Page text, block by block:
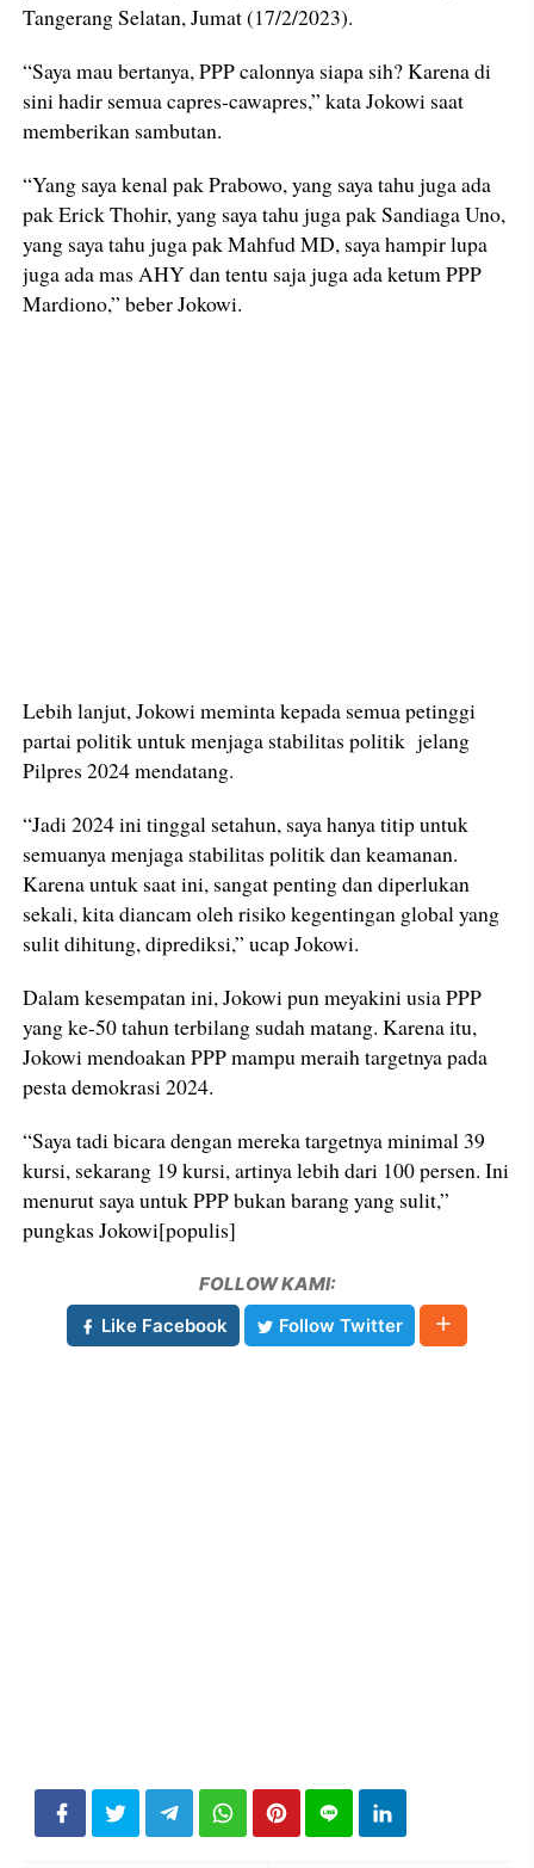
Tangerang Selatan, Jumat (17/2/2023).
“Saya mau bertanya, PPP calonnya siapa sih? Karena di
sini hadir semua capres-cawapres,” kata Jokowi saat
memberikan sambutan.
“Yang saya kenal pak Prabowo, yang saya tahu juga ada
pak Erick Thohir, yang saya tahu juga pak Sandiaga Uno,
yang saya tahu juga pak Mahfud MD, saya hampir lupa
juga ada mas AHY dan tentu saja juga ada ketum PPP
Mardiono,” beber Jokowi.
Lebih lanjut, Jokowi meminta kepada semua petinggi
partai politik untuk menjaga stabilitas politik jelang
Pilpres 2024 mendatang.
“Jadi 2024 ini tinggal setahun, saya hanya titip untuk
semuanya menjaga stabilitas politik dan keamanan.
Karena untuk saat ini, sangat penting dan diperlukan
sekali, kita diancam oleh risiko kegentingan global yang
sulit dihitung, diprediksi,” ucap Jokowi.
Dalam kesempatan ini, Jokowi pun meyakini usia PPP
yang ke-50 tahun terbilang sudah matang. Karena itu,
Jokowi mendoakan PPP mampu meraih targetnya pada
pesta demokrasi 2024.
“Saya tadi bicara dengan mereka targetnya minimal 39
kursi, sekarang 19 kursi, artinya lebih dari 100 persen. Ini
menurut saya untuk PPP bukan barang yang sulit,”
pungkas Jokowi[populis]
FOLLOW KAMI:
Like Facebook
Follow Twitter